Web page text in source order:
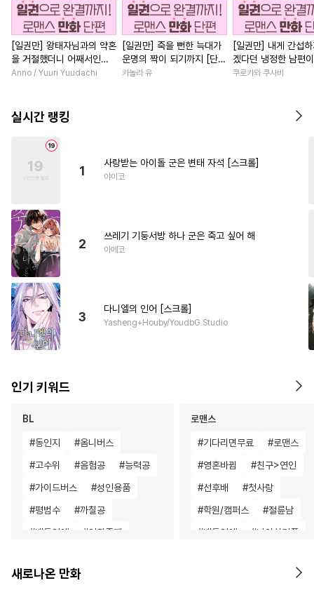
[일권만] 왕태자님과의 약혼
을 거절했더니 어째서인지
얀데레로 돌변했습니다 [단
Anno / Yuuri Yuudachi
[일권만] 죽을 뻔한 늑대가
운명의 짝이 되기까지 [단행
본]
카놀라 유
[일권만] 내게 간섭
겠다던 냉정한 남편
선지 저만 바라봅니
쿠로카와 쿠사비
실시간 랭킹
1
사랑받는 아이돌 군은 변태 자석 [스크롤]
야이코
2
쓰레기 기둥서방 하나 군은 죽고 싶어 해
아메코
3
다니엘의 인어 [스크롤]
Yasheng+Houby/YoudbG Studio
인기 키워드
BL
#동인지 #옴니버스
#고수위 #음험공 #능력공
#가이드버스 #성인용품
#평범수 #까칠공
#배틀연애 #인외존재
#계약관계
로맨스
#기다리면무료 #로맨스
#영혼바뀜 #친구>연인
#선후배 #첫사랑
#학원/캠퍼스 #절륜남
#배틀연애 #나이차커플
새로나온 만화